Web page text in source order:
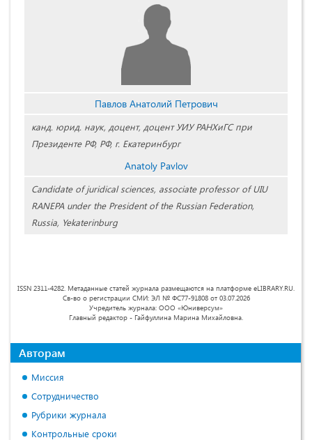
Павлов Анатолий Петрович
канд. юрид. наук, доцент, доцент УИУ РАНХиГС при
Президенте РФ, РФ, г. Екатеринбург
Anatoly Pavlov
Candidate of juridical sciences, associate professor of UIU
RANEPA under the President of the Russian Federation,
Russia, Yekaterinburg
ISSN 2311-4282. Метаданные статей журнала размещаются на платформе eLIBRARY.RU.
Св-во о регистрации СМИ: ЭЛ № ФС77-91808 от 03.07.2026
Учредитель журнала: ООО «Юниверсум»
Главный редактор - Гайфуллина Марина Михайловна.
Авторам
Миссия
Сотрудничество
Рубрики журнала
Контрольные сроки